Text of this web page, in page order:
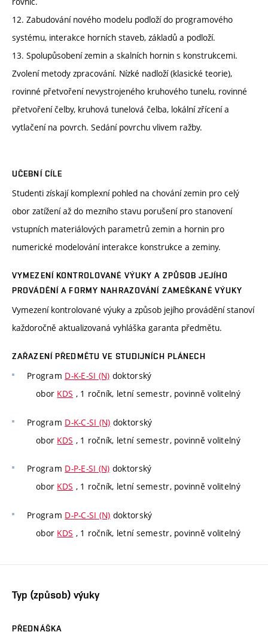
12. Zabudování nového modelu podloží do programového
systému, interakce horních staveb, základů a podloží.
13. Spolupůsobení zemin a skalních hornin s konstrukcemi.
Zvolení metody zpracování. Nízké nadloží (klasické teorie),
rovinné přetvoření nevystrojeného kruhového tunelu, rovinné
přetvoření čelby, kruhová tunelová čelba, lokální zřícení a
vytlačení na povrch. Sedání povrchu vlivem ražby.
UČEBNÍ CÍLE
Studenti získají komplexní pohled na chování zemin pro celý
obor zatížení až do mezního stavu porušení pro stanovení
vstupních materiálových parametrů zemin a hornin pro
numerické modelování interakce konstrukce a zeminy.
VYMEZENÍ KONTROLOVANÉ VÝUKY A ZPŮSOB JEJÍHO
PROVÁDĚNÍ A FORMY NAHRAZOVÁNÍ ZAMEŠKANÉ VÝUKY
Vymezení kontrolované výuky a způsob jejího provádění stanoví
každoročně aktualizovaná vyhláška garanta předmětu.
ZAŘAZENÍ PŘEDMĚTU VE STUDIJNÍCH PLÁNECH
Program D-K-E-SI (N) doktorský
obor KDS , 1 ročník, letní semestr, povinně volitelný
Program D-K-C-SI (N) doktorský
obor KDS , 1 ročník, letní semestr, povinně volitelný
Program D-P-E-SI (N) doktorský
obor KDS , 1 ročník, letní semestr, povinně volitelný
Program D-P-C-SI (N) doktorský
obor KDS , 1 ročník, letní semestr, povinně volitelný
Typ (způsob) výuky
PŘEDNÁŠKA